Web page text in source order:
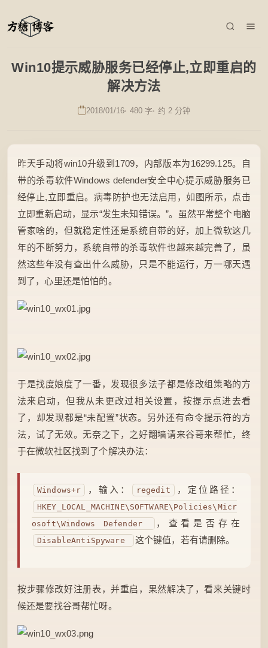
Win10提示威胁服务已经停止,立即重启的
解决方法
2018/01/16 480 字 约 2 分钟
昨天手动将win10升级到1709，内部版本为16299.125。自
带的杀毒软件Windows defender安全中心提示威胁服务已
经停止,立即重启。病毒防护也无法启用，如图所示，点击
立即重新启动，显示“发生未知错误。”。虽然平常整个电脑
管家啥的，但就稳定性还是系统自带的好，加上微软这几
年的不断努力，系统自带的杀毒软件也越来越完善了，虽
然这些年没有查出什么威胁，只是不能运行，万一哪天遇
到了，心里还是怕怕的。
于是找度娘度了一番，发现很多法子都是修改组策略的方
法来启动，但我从未更改过相关设置，按提示点进去看
了，却发现都是“未配置”状态。另外还有命令提示符的方
法，试了无效。无奈之下，之好翻墙请来谷哥来帮忙，终
于在微软社区找到了个解决办法：
Windows+r ，输入： regedit ，定位路径：
HKEY_LOCAL_MACHINE\SOFTWARE\Policies\Micr
osoft\Windows Defender
，查看是否存在
DisableAntiSpyware 这个键值，若有请删除。
按步骤修改好注册表，并重启，果然解决了，看来关键时
候还是要找谷哥帮忙呀。